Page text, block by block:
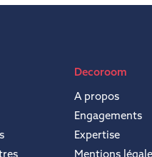
Decoroom
A propos
Engagements
Expertise